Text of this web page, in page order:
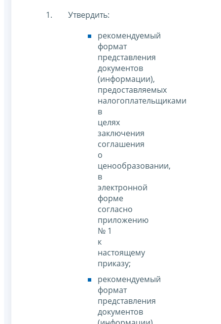
Утвердить:
рекомендуемый
формат
представления
документов
(информации),
предоставляемых
налогоплательщиками
в
целях
заключения
соглашения
о
ценообразовании,
в
электронной
форме
согласно
приложению
№ 1
к
настоящему
приказу;
рекомендуемый
формат
представления
документов